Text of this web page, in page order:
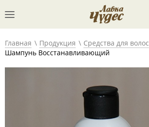
Главная Продукция Средства для волос
Шампунь Восстанавливающий